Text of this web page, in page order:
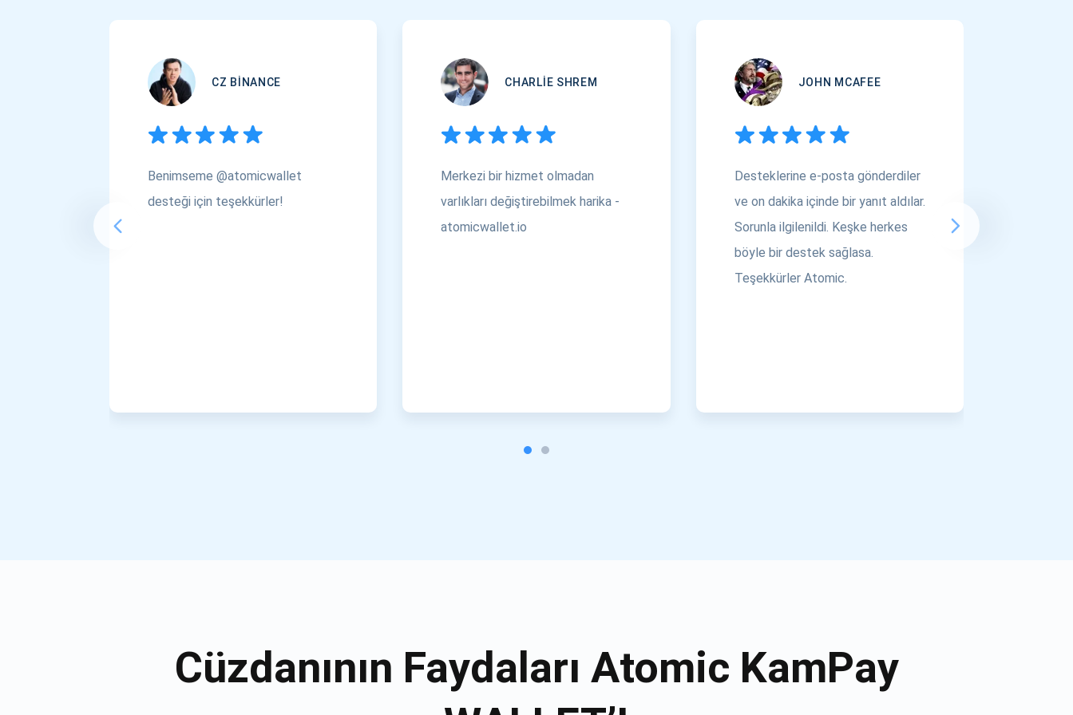
CZ BINANCE
Benimseme @atomicwallet
desteği için teşekkürler!
CHARLIE SHREM
Merkezi bir hizmet olmadan
varlıkları değiştirebilmek harika -
atomicwallet.io
JOHN MCAFEE
Desteklerine e-posta gönderdiler
ve on dakika içinde bir yanıt aldılar.
Sorunla ilgilenildi. Keşke herkes
böyle bir destek sağlasa.
Teşekkürler Atomic.
Cüzdanının Faydaları Atomic KamPay